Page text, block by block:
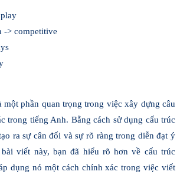
-> competitive
một phần quan trọng trong việc xây dựng câu
trong tiếng Anh. Bằng cách sử dụng cấu trúc
ra sự cân đối và sự rõ ràng trong diễn đạt ý
viết này, bạn đã hiểu rõ hơn về cấu trúc
dụng nó một cách chính xác trong việc viết